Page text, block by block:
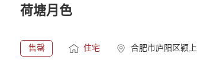
邻合肥最为成熟的元一商圈和素有“安徽服装第
大的社交场所，环球影城、金仕宝健身、阿波罗
活，学校、幼儿园、医院、银行等生活配套设施
荷塘月色
售罄 住宅 合肥市庐阳区颖